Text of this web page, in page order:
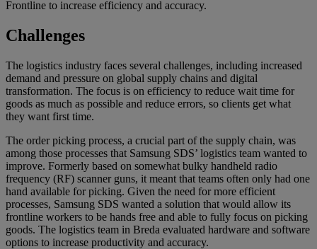
Frontline to increase efficiency and accuracy.
Challenges
The logistics industry faces several challenges, including increased
demand and pressure on global supply chains and digital
transformation. The focus is on efficiency to reduce wait time for
goods as much as possible and reduce errors, so clients get what
they want first time.
The order picking process, a crucial part of the supply chain, was
among those processes that Samsung SDS’ logistics team wanted to
improve. Formerly based on somewhat bulky handheld radio
frequency (RF) scanner guns, it meant that teams often only had one
hand available for picking. Given the need for more efficient
processes, Samsung SDS wanted a solution that would allow its
frontline workers to be hands free and able to fully focus on picking
goods. The logistics team in Breda evaluated hardware and software
options to increase productivity and accuracy.